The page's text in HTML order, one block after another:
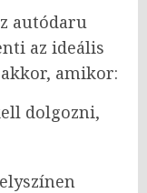
autódaru
az ideális
amikor:
dolgozni,